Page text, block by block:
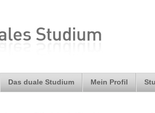
Das duale Studium Mein Profil